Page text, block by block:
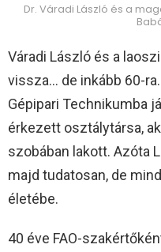
Dr. Váradi László és a
Váradi László és a
vissza… de inkább 60-
Gépipari Technikumba
érkezett osztálytársa,
szobában lakott. Azóta
majd tudatosan, de
életébe.
40 éve FAO-